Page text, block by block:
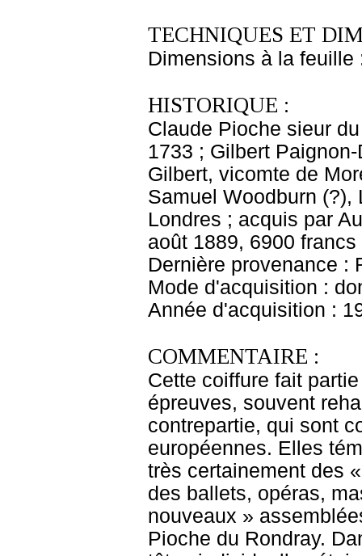
TECHNIQUES ET
Dimensions à la
HISTORIQUE :
Claude Pioche sieur
1733 ; Gilbert
Gilbert, vicomte de
Samuel Woodburn
Londres ; acquis par
août 1889, 6900
Dernière provenance :
Mode d'acquisition :
Année d'acquisition :
COMMENTAIRE :
Cette coiffure fait
épreuves, souvent
contrepartie, qui sont
européennes. Elles
très certainement des
des ballets, opéras,
nouveaux »
Pioche du Rondray.